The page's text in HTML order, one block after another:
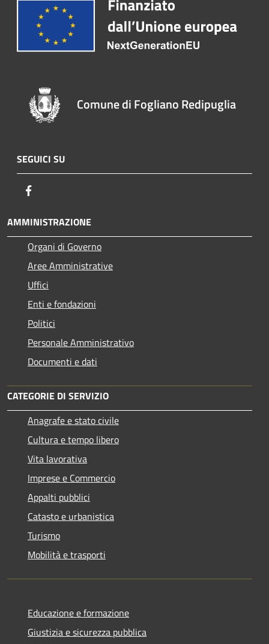
Comune di Fogliano Redipuglia
SEGUICI SU
AMMINISTRAZIONE
Organi di Governo
Aree Amministrative
Uffici
Enti e fondazioni
Politici
Personale Amministrativo
Documenti e dati
CATEGORIE DI SERVIZIO
Anagrafe e stato civile
Cultura e tempo libero
Vita lavorativa
Imprese e Commercio
Appalti pubblici
Catasto e urbanistica
Turismo
Mobilità e trasporti
Educazione e formazione
Giustizia e sicurezza pubblica